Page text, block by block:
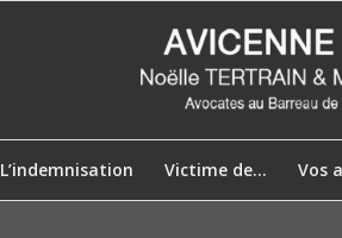
L’indemnisation Victime de… Vos